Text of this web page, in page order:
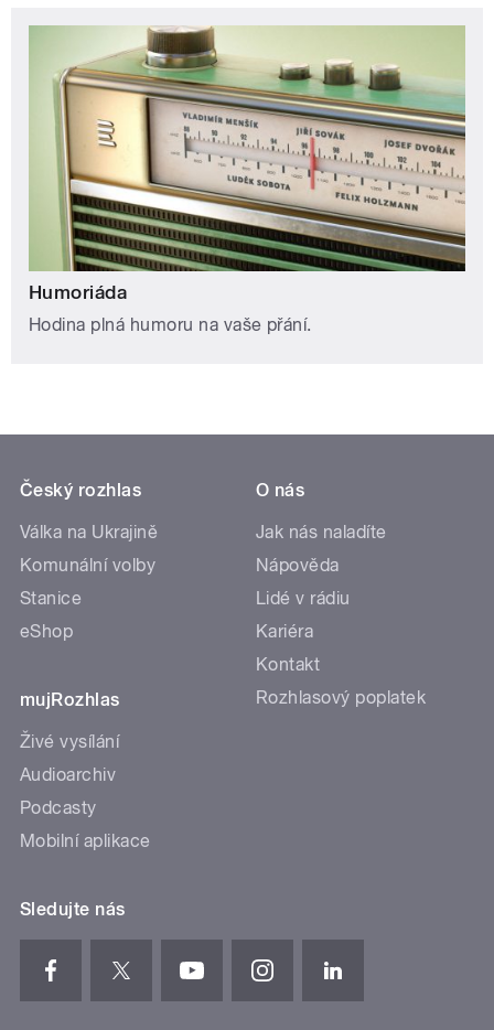
Humoriáda
Hodina plná humoru na vaše přání.
Český rozhlas
Válka na Ukrajině
Komunální volby
Stanice
eShop
mujRozhlas
Živé vysílání
Audioarchiv
Podcasty
Mobilní aplikace
O nás
Jak nás naladíte
Nápověda
Lidé v rádiu
Kariéra
Kontakt
Rozhlasový poplatek
Sledujte nás